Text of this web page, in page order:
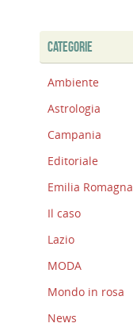
CATEGORIE
Ambiente
Astrologia
Campania
Editoriale
Emilia Romagna
Il caso
Lazio
MODA
Mondo in rosa
News